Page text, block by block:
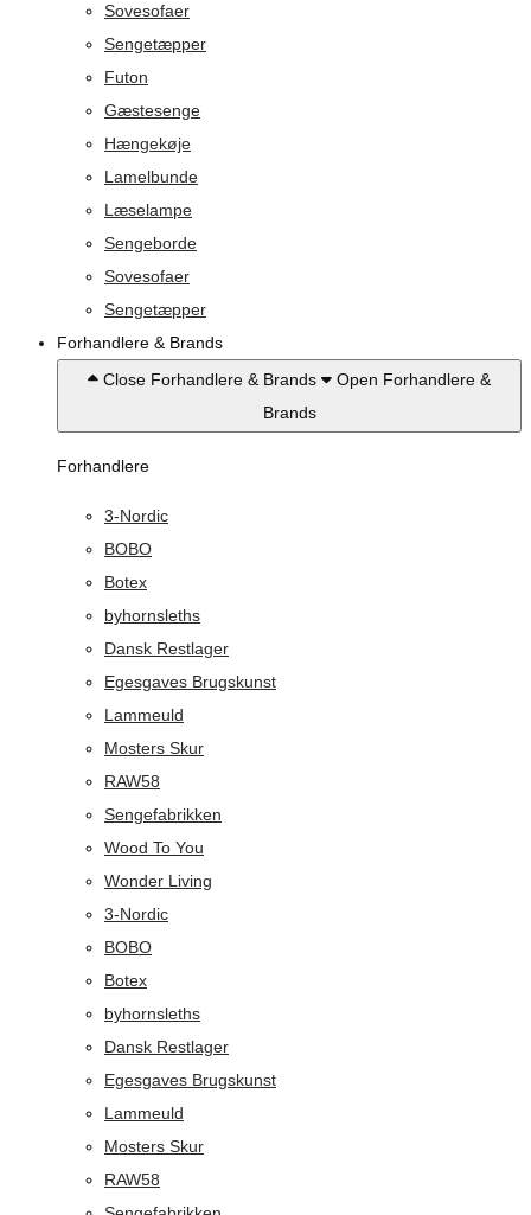
Sovesofaer
Sengetæpper
Futon
Gæstesenge
Hængekøje
Lamelbunde
Læselampe
Sengeborde
Sovesofaer
Sengetæpper
Forhandlere & Brands
Close Forhandlere & Brands
Open Forhandlere &
Brands
Forhandlere
3-Nordic
BOBO
Botex
byhornsleths
Dansk Restlager
Egesgaves Brugskunst
Lammeuld
Mosters Skur
RAW58
Sengefabrikken
Wood To You
Wonder Living
3-Nordic
BOBO
Botex
byhornsleths
Dansk Restlager
Egesgaves Brugskunst
Lammeuld
Mosters Skur
RAW58